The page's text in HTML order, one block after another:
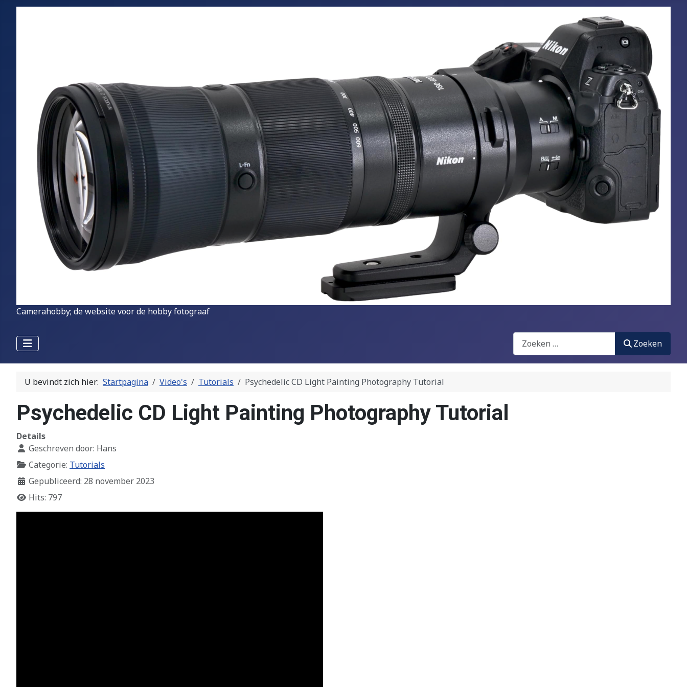
Camerahobby; de website voor de hobby fotograaf
Zoeken
Zoeken
U bevindt zich hier: Startpagina Video's Tutorials Psychedelic CD Light Painting Photography Tutorial
Psychedelic CD Light Painting Photography Tutorial
Details
Geschreven door: Hans
Categorie: Tutorials
Gepubliceerd: 28 november 2023
Hits: 797